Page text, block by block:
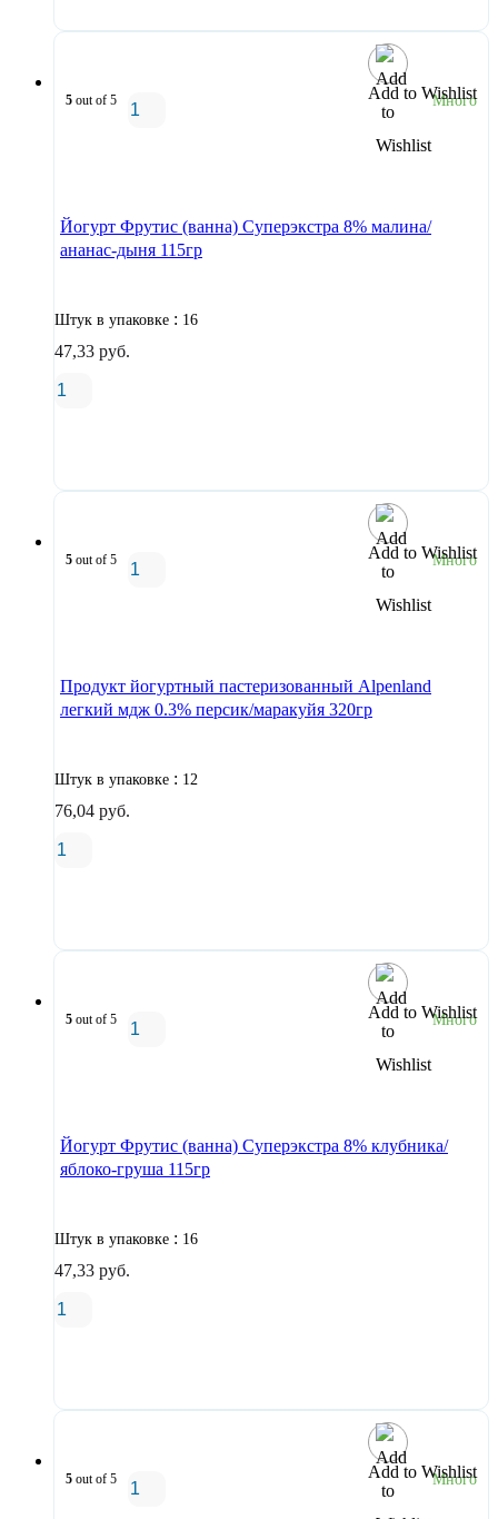
Add to Wishlist
5 out of 5 Много
Йогурт Фрутис (ванна) Суперэкстра 8% малина/
ананас-дыня 115гр
Штук в упаковке : 16
47,33 руб.
Add to Wishlist
5 out of 5 Много
Продукт йогуртный пастеризованный Alpenland
легкий мдж 0.3% персик/маракуйя 320гр
Штук в упаковке : 12
76,04 руб.
Add to Wishlist
5 out of 5 Много
Йогурт Фрутис (ванна) Суперэкстра 8% клубника/
яблоко-груша 115гр
Штук в упаковке : 16
47,33 руб.
Add to Wishlist
5 out of 5 Много